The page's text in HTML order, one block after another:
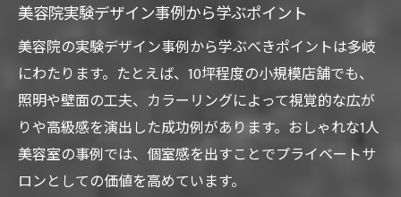
美容院実験デザイン事例から学ぶポイント
美容院の実験デザイン事例から学ぶべきポイントは多岐
にわたります。たとえば、10坪程度の小規模店舗でも、
照明や壁面の工夫、カラーリングによって視覚的な広が
りや高級感を演出した成功例があります。おしゃれな1人
美容室の事例では、個室感を出すことでプライベートサ
ロンとしての価値を高めています。